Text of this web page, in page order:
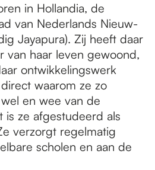
in Hollandia, de
van Nederlands Nieuw-
Jayapura). Zij heeft daar
van haar leven gewoond,
ontwikkelingswerk
waarom ze zo
en wee van de
is ze afgestudeerd als
verzorgt regelmatig
scholen en aan de